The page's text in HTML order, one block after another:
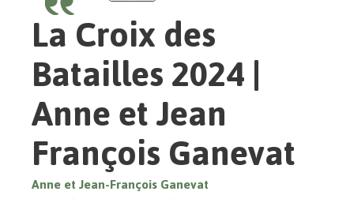
La Croix des
Batailles 2024 |
Anne et Jean
François Ganevat
Anne et Jean-François Ganevat